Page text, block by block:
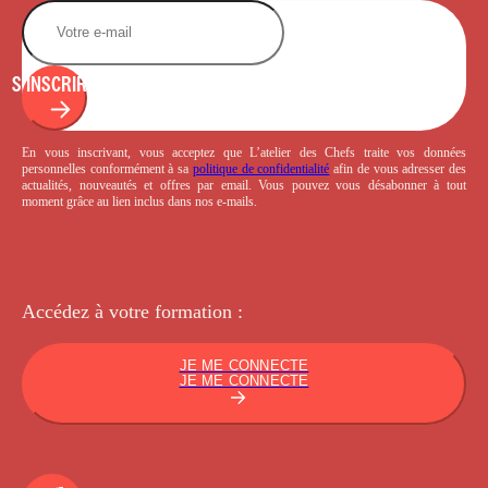
S'INSCRIRE
En vous inscrivant, vous acceptez que L’atelier des Chefs traite vos données
personnelles conformément à sa politique de confidentialité afin de vous adresser des
actualités, nouveautés et offres par email. Vous pouvez vous désabonner à tout
moment grâce au lien inclus dans nos e-mails.
Accédez à votre formation :
JE ME CONNECTE
JE ME CONNECTE